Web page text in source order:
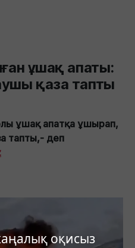
оқисыз
ұшақ апаты:
қаза тапты
ұшақ апатқа ұшырап,
тапты,- деп